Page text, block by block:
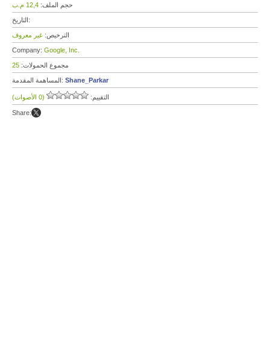
حجم الملف: 12,4 م.ب
التاريخ:
الترخيص: غير معروف
Company: Google, Inc.
مجموع الحمولات: 25
المساهمة المقدمة: Shane_Parkar
التقييم: (0 الأصوات)
Share: